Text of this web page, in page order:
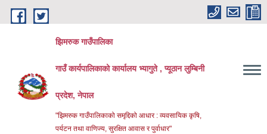
Skip to main content
झिमरुक गाउँपालिका
गाउँ कार्यपालिकाको कार्यालय भ्यागुते , प्यूठान लुम्बिनी
प्रदेश, नेपाल
"झिमरुक गाउँपालिकाको समृद्दिको आधार : व्यवसायिक कृषि,
पर्यटन तथा वाणिज्य, सुरक्षित आवास र पुर्वाधार"